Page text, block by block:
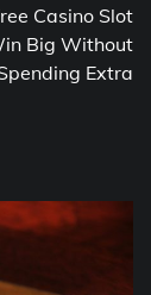
Casino Slot
Big Without
Extra